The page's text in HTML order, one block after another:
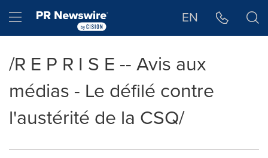
Hamburger menu EN
/R E P R I S E -- Avis aux
médias - Le défilé contre
l'austérité de la CSQ/